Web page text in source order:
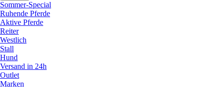
Sommer-Special
Ruhende Pferde
Aktive Pferde
Reiter
Westlich
Stall
Hund
Versand in 24h
Outlet
Marken